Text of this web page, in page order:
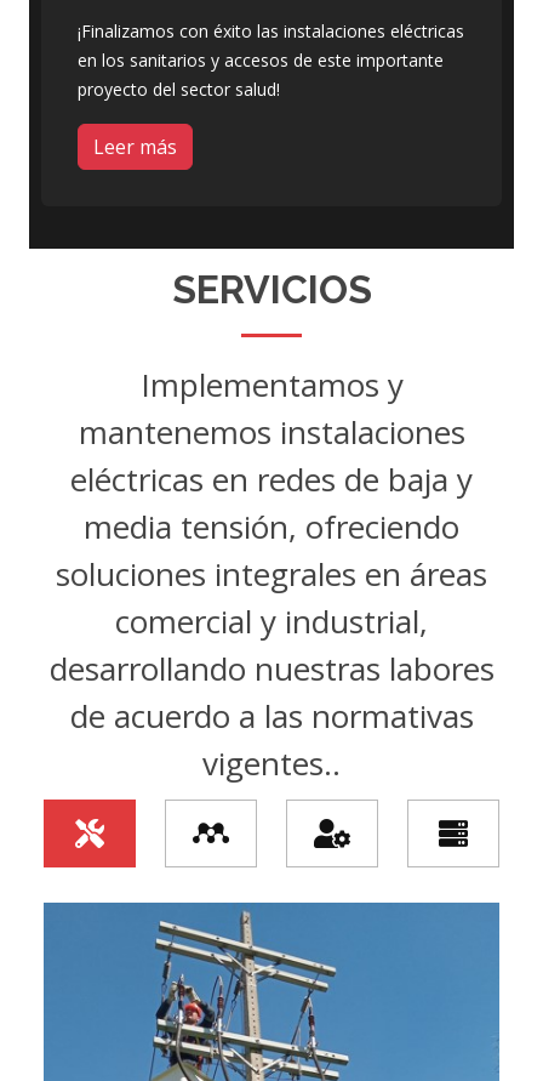
¡Finalizamos con éxito las instalaciones eléctricas
en los sanitarios y accesos de este importante
proyecto del sector salud!
Leer más
SERVICIOS
Implementamos y
mantenemos instalaciones
eléctricas en redes de baja y
media tensión, ofreciendo
soluciones integrales en áreas
comercial y industrial,
desarrollando nuestras labores
de acuerdo a las normativas
vigentes..